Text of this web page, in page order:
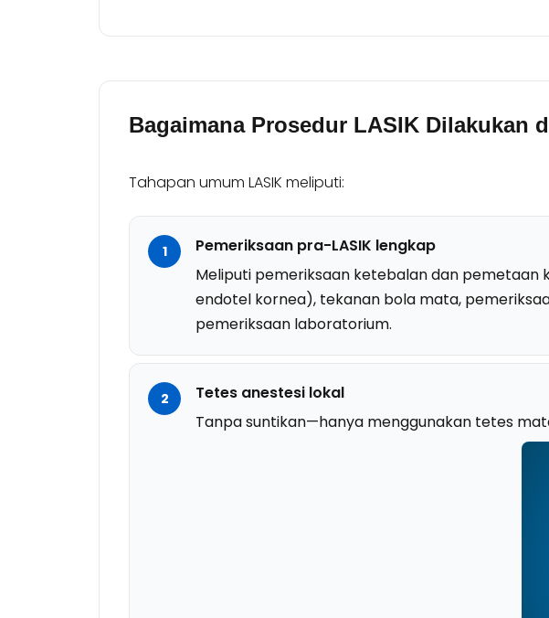
Bagaimana Prosedur LASIK Dilakukan
Tahapan umum LASIK meliputi:
Pemeriksaan pra-LASIK lengkap
Meliputi pemeriksaan ketebalan dan pemetaan
endotel kornea), tekanan bola mata,
pemeriksaan laboratorium.
Tetes anestesi lokal
Tanpa suntikan—hanya menggunakan tetes